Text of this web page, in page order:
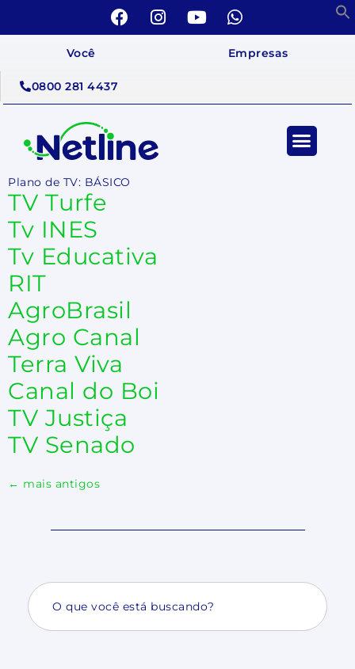
Você Empresas
0800 281 4437
Plano de TV: BÁSICO
TV Turfe
Tv INES
Tv Educativa
RIT
AgroBrasil
Agro Canal
Terra Viva
Canal do Boi
TV Justiça
TV Senado
← mais antigos
Search
for: